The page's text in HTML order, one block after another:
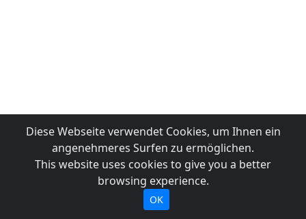
Diese Webseite verwendet Cookies, um Ihnen ein
angenehmeres Surfen zu ermöglichen.
This website uses cookies to give you a better
browsing experience.
OK